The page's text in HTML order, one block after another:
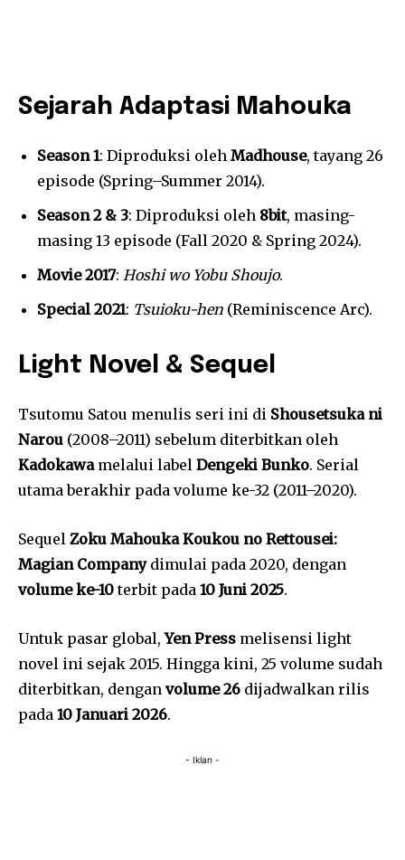
Sejarah Adaptasi Mahouka
Season 1: Diproduksi oleh Madhouse, tayang 26
episode (Spring–Summer 2014).
Season 2 & 3: Diproduksi oleh 8bit, masing-
masing 13 episode (Fall 2020 & Spring 2024).
Movie 2017: Hoshi wo Yobu Shoujo.
Special 2021: Tsuioku-hen (Reminiscence Arc).
Light Novel & Sequel
Tsutomu Satou menulis seri ini di Shousetsuka ni
Narou (2008–2011) sebelum diterbitkan oleh
Kadokawamelalui label Dengeki Bunko. Serial
utama berakhir pada volume ke-32 (2011–2020).
Sequel Zoku Mahouka Koukou no Rettousei:
Magian Companydimulai pada 2020, dengan
volume ke-10terbit pada 10 Juni 2025.
Untuk pasar global,Yen Press melisensi light
novel ini sejak 2015. Hingga kini, 25 volume sudah
diterbitkan, dengan volume 26 dijadwalkan rilis
pada 10 Januari 2026.
- Iklan -